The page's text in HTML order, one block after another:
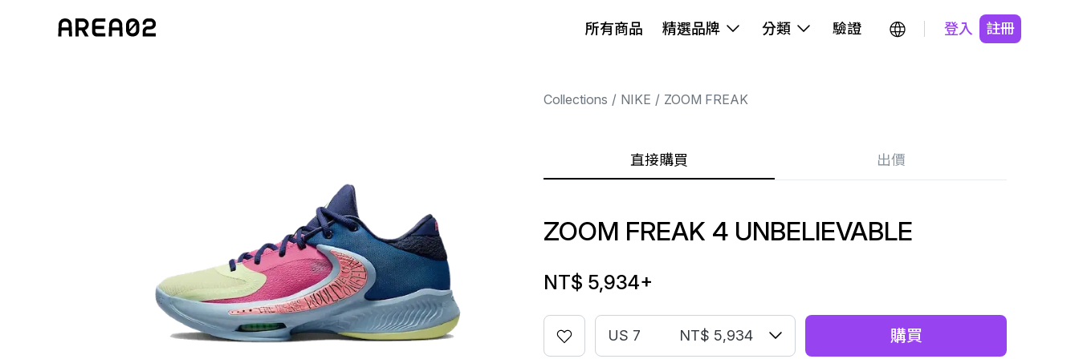
所有商品 精選品牌 分類 驗證 登入 註冊
Collections NIKE ZOOM FREAK
直接購買 出價
ZOOM FREAK 4 UNBELIEVABLE
NT$ 5,934+
US 7 NT$ 5,934 購買